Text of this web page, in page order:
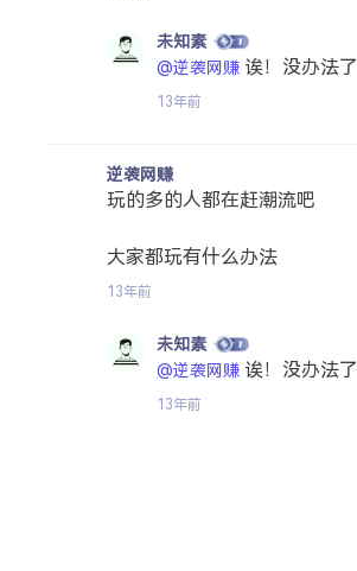
未知素
@逆袭网赚 诶！没办法了
13年前
逆袭网赚
玩的多的人都在赶潮流吧
大家都玩有什么办法
13年前
未知素
@逆袭网赚 诶！没办法了
13年前